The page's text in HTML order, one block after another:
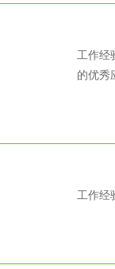
工作经
的优秀
工作经